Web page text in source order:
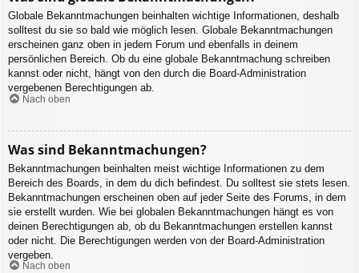
Globale Bekanntmachungen beinhalten wichtige Informationen, deshalb
solltest du sie so bald wie möglich lesen. Globale Bekanntmachungen
erscheinen ganz oben in jedem Forum und ebenfalls in deinem
persönlichen Bereich. Ob du eine globale Bekanntmachung schreiben
kannst oder nicht, hängt von den durch die Board-Administration
vergebenen Berechtigungen ab.
Nach oben
Was sind Bekanntmachungen?
Bekanntmachungen beinhalten meist wichtige Informationen zu dem
Bereich des Boards, in dem du dich befindest. Du solltest sie stets lesen.
Bekanntmachungen erscheinen oben auf jeder Seite des Forums, in dem
sie erstellt wurden. Wie bei globalen Bekanntmachungen hängt es von
deinen Berechtigungen ab, ob du Bekanntmachungen erstellen kannst
oder nicht. Die Berechtigungen werden von der Board-Administration
vergeben.
Nach oben